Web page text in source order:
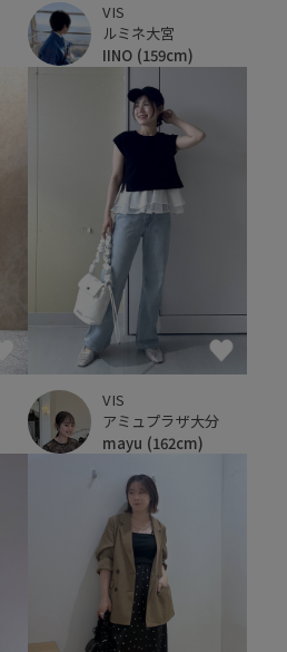
VIS
ルミネ大宮
IINO (159cm)
VIS
アミュプラザ大分
mayu (162cm)